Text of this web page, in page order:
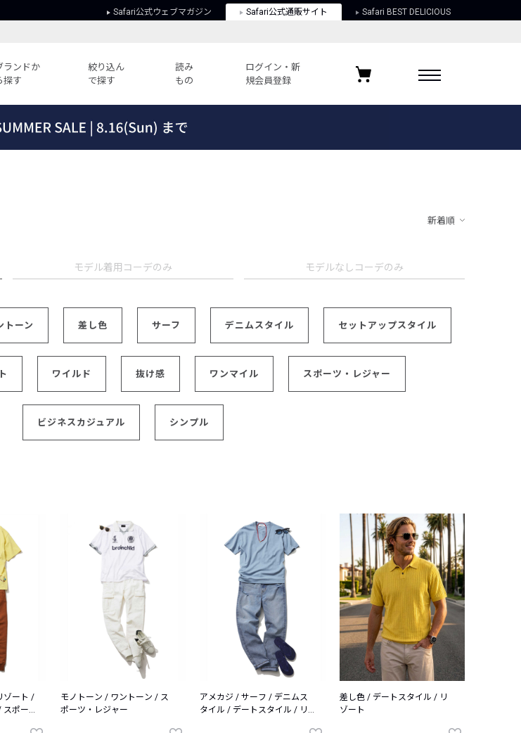
Safari公式ウェブマガジン Safari公式通販サイト Safari BEST DELICIOUS
ランドか
探す
絞り込ん
で探す
読み
もの
ログイン・新
規会員登録
記事
リーコーデ
ンドアイテム
スブランド
すすめアイテム
特定商取引に関する法律
お気に入りブランド
新着順
モデル着用コーデのみ モデルなしコーデのみ
トーン 差し色 サーフ デニムスタイル セットアップスタイル
ワイルド 抜け感 ワンマイル スポーツ・レジャー
ビジネスカジュアル シンプル
ゾート /
スポー
モノトーン / ワントーン / ス
ポーツ・レジャー
アメカジ / サーフ / デニムス
タイル / デートスタイル / リ
差し色 / デートスタイル / リ
ゾート